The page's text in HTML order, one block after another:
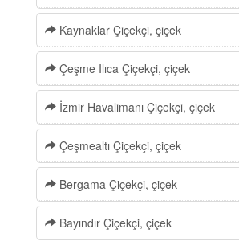
Kaynaklar Çiçekçi, çiçek
Çeşme Ilıca Çiçekçi, çiçek
İzmir Havalimanı Çiçekçi, çiçek
Çeşmealtı Çiçekçi, çiçek
Bergama Çiçekçi, çiçek
Bayındır Çiçekçi, çiçek